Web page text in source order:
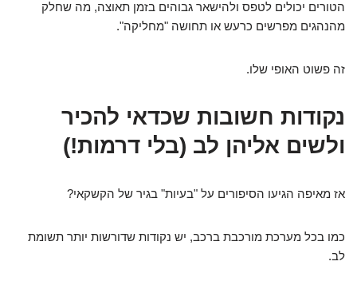
הטורים יכולים לטפס ולהישאר גבוהים בזמן תאוצה, מה שחלק
מהנהגים מפרשים כרעש או תחושה "מחליקה".
זה פשוט האופי שלו.
נקודות חשובות שכדאי להכיר
ולשים אליהן לב (בלי דרמות!)
אז מאיפה הגיעו הסיפורים על "בעיות" בגיר של הקשקאי?
כמו בכל מערכת מורכבת ברכב, יש נקודות שדורשות יותר תשומת
לב.